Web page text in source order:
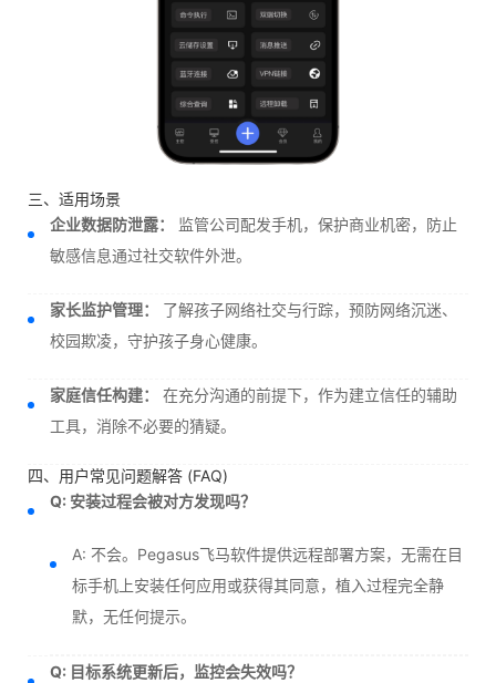
三、适用场景
企业数据防泄露：
监管公司配发手机，保护商业机密，防止
敏感信息通过社交软件外泄。
家长监护管理：
了解孩子网络社交与行踪，预防网络沉迷、
校园欺凌，守护孩子身心健康。
家庭信任构建：
在充分沟通的前提下，作为建立信任的辅助
工具，消除不必要的猜疑。
四、用户常见问题解答 (FAQ)
Q: 安装过程会被对方发现吗？
A: 不会。Pegasus飞马软件提供远程部署方案，无需在目
标手机上安装任何应用或获得其同意，植入过程完全静
默，无任何提示。
Q: 目标系统更新后，监控会失效吗？